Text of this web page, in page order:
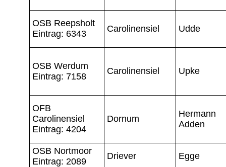
OSB Reepsholt
Eintrag: 6343
Carolinensiel Udde
OSB Werdum
Eintrag: 7158
Carolinensiel Upke
OFB
Carolinensiel
Eintrag: 4204
Dornum
Hermann
Adden
OSB Nortmoor
Eintrag: 2089
Driever Egge